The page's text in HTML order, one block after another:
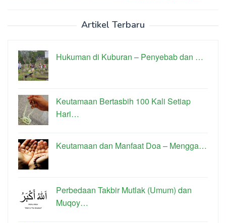
Artikel Terbaru
Hukuman di Kuburan – Penyebab dan …
Keutamaan Bertasbih 100 Kali Setiap
Hari…
Keutamaan dan Manfaat Doa – Mengga…
Perbedaan Takbir Mutlak (Umum) dan
Muqoy…